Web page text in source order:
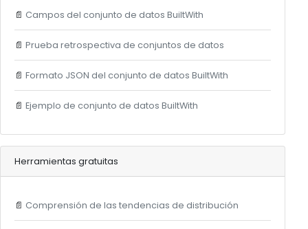
📄 Campos del conjunto de datos BuiltWith
📄 Prueba retrospectiva de conjuntos de datos
📄 Formato JSON del conjunto de datos BuiltWith
📄 Ejemplo de conjunto de datos BuiltWith
Herramientas gratuitas
📄 Comprensión de las tendencias de distribución